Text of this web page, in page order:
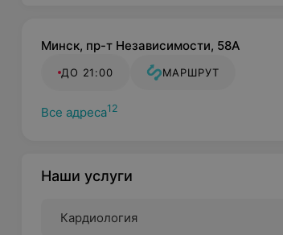
Минск, пр-т Независимости, 58А
ДО 21:00 МАРШРУТ
Все адреса12
Наши услуги
Кардиология